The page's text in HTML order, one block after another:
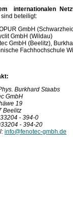
internationalen
sind beteiligt:
GmbH
GmbH (Wildau)
GmbH (Beelitz),
Fachhochschule
Burkhard Staabs
GmbH
19
Beelitz
- 394-0
- 394-20
info@fenotec-gmbh.de